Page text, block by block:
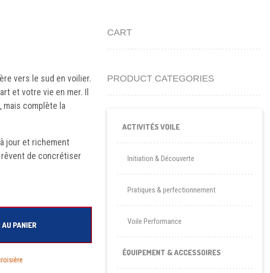
vers le sud en voilier.
et votre vie en mer. Il
mais complète la
jour et richement
de concrétiser
PANIER
CART
PRODUCT CATEGORIES
ACTIVITÉS VOILE
Initiation & Découverte
Pratiques & perfectionnement
Voile Performance
ÉQUIPEMENT & ACCESSOIRES